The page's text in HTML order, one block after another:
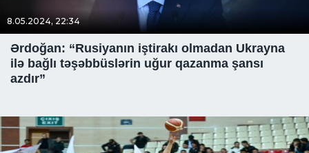
8.05.2024, 22:34
Ərdoğan: “Rusiyanın iştirakı olmadan Ukrayna
ilə bağlı təşəbbüslərin uğur qazanma şansı
azdır”